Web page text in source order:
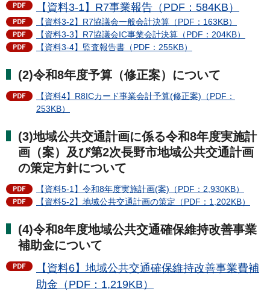
【資料3-1】R7事業報告（PDF：584KB）
【資料3-2】R7協議会一般会計決算（PDF：163KB）
【資料3-3】R7協議会IC事業会計決算（PDF：204KB）
【資料3-4】監査報告書（PDF：255KB）
(2)令和8年度予算（修正案）について
【資料4】R8ICカード事業会計予算(修正案)（PDF：
253KB）
(3)地域公共交通計画に係る令和8年度実施計
画（案）及び第2次長野市地域公共交通計画
の策定方針について
【資料5-1】令和8年度実施計画(案)（PDF：2,930KB）
【資料5-2】地域公共交通計画の策定（PDF：1,202KB）
(4)令和8年度地域公共交通確保維持改善事業
補助金について
【資料6】地域公共交通確保維持改善事業費補
助金（PDF：1,219KB）